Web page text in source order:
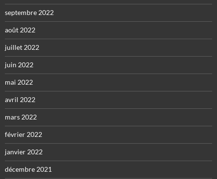
septembre 2022
août 2022
juillet 2022
juin 2022
mai 2022
avril 2022
mars 2022
février 2022
janvier 2022
décembre 2021